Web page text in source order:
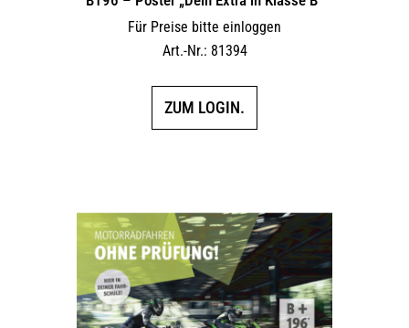
Für Preise bitte einloggen
Art.-Nr.: 81394
ZUM LOGIN.